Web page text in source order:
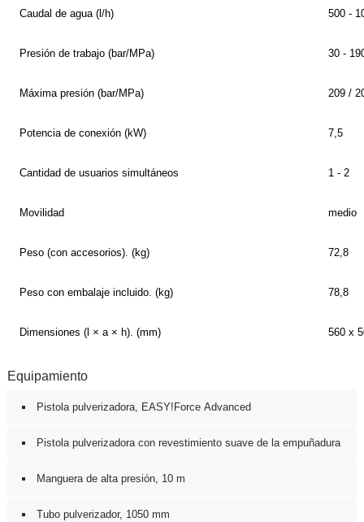
Caudal de agua (l/h) 500 -
Presión de trabajo (bar/MPa) 30 -
Máxima presión (bar/MPa) 209 /
Potencia de conexión (kW) 7,5
Cantidad de usuarios simultáneos 1 - 2
Movilidad medio
Peso (con accesorios). (kg) 72,8
Peso con embalaje incluido. (kg) 78,8
Dimensiones (l × a × h). (mm) 560 x
Equipamiento
Pistola pulverizadora, EASY!Force Advanced
Pistola pulverizadora con revestimiento suave de la empuñadura
Manguera de alta presión, 10 m
Tubo pulverizador, 1050 mm